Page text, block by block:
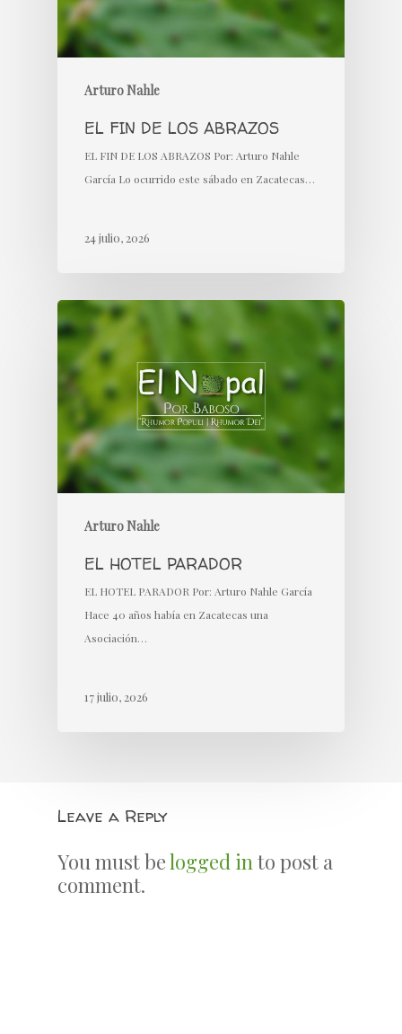
Arturo Nahle
EL FIN DE LOS ABRAZOS
EL FIN DE LOS ABRAZOS Por: Arturo Nahle
García Lo ocurrido este sábado en Zacatecas…
24 julio, 2026
Arturo Nahle
EL HOTEL PARADOR
EL HOTEL PARADOR Por: Arturo Nahle García
Hace 40 años había en Zacatecas una
Asociación…
17 julio, 2026
Leave a Reply
You must belogged into post a
comment.